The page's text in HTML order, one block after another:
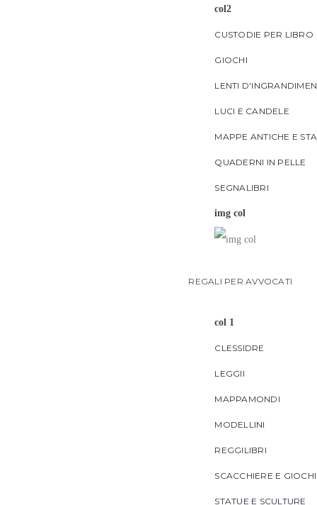
col2
CUSTODIE PER LIBRO
GIOCHI
LENTI
LUCI E CANDELE
MAPPE ANTICHE E
QUADERNI IN PELLE
SEGNALIBRI
img col
REGALI PER AVVOCATI
col 1
CLESSIDRE
LEGGII
MAPPAMONDI
MODELLINI
REGGILIBRI
SCACCHIERE E
STATUE E SCULTURE